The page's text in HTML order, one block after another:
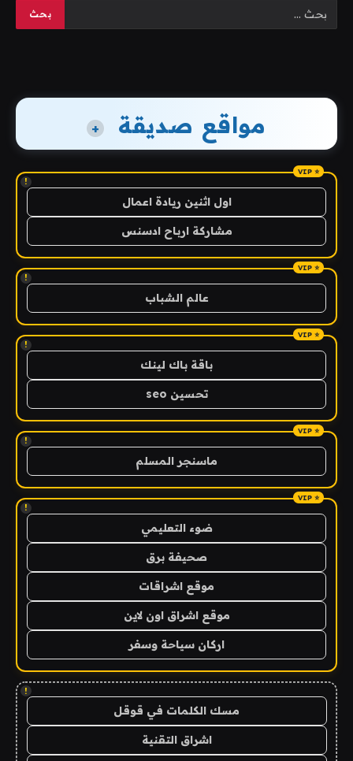
مواقع صديقة +
!
اول اثنين ريادة اعمال
مشاركة ارباح ادسنس
!
عالم الشباب
!
باقة باك لينك
تحسين seo
!
ماسنجر المسلم
!
ضوء التعليمي
صحيفة برق
موقع اشراقات
موقع اشراق اون لاين
اركان سياحة وسفر
!
مسك الكلمات في قوقل
اشراق التقنية